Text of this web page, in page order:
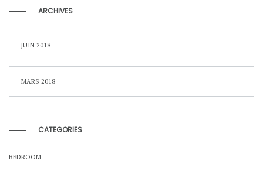
ARCHIVES
JUIN 2018
MARS 2018
CATEGORIES
BEDROOM